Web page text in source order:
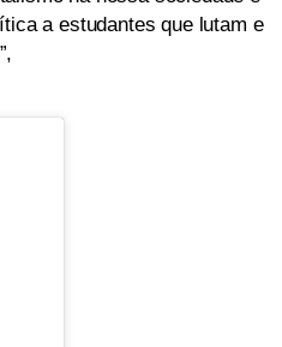
a estudantes que lutam e